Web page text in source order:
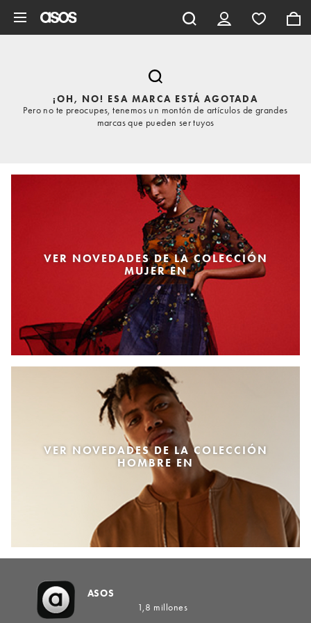
¡OH, NO! ESA MARCA ESTÁ AGOTADA
Pero no te preocupes, tenemos un montón de artículos de grandes
marcas que pueden ser tuyos
VER NOVEDADES DE LA COLECCIÓN
MUJER EN
VER NOVEDADES DE LA COLECCIÓN
HOMBRE EN
ASOS
1,8 millones